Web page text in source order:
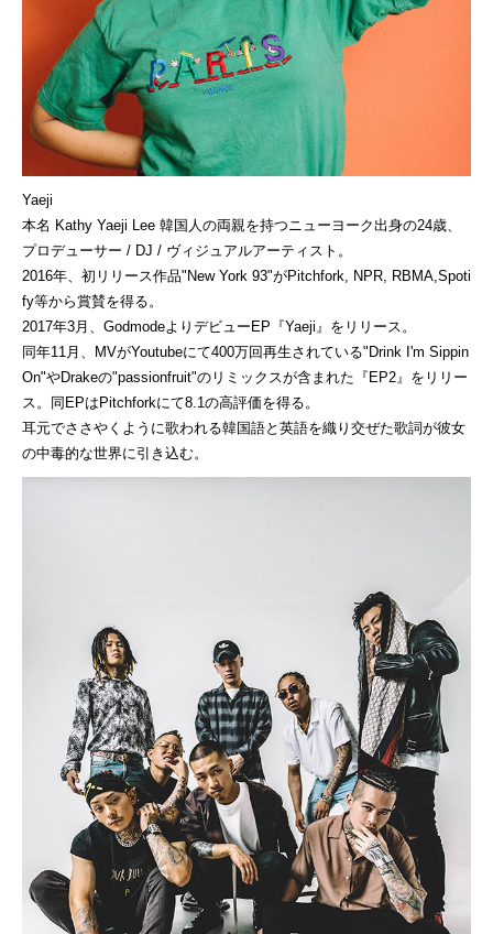
Yaeji
本名 Kathy Yaeji Lee 韓国人の両親を持つニューヨーク出身の24歳、
プロデューサー / DJ / ヴィジュアルアーティスト。
2016年、初リリース作品"New York 93"がPitchfork, NPR, RBMA,Spoti
fy等から賞賛を得る。
2017年3月、GodmodeよりデビューEP『Yaeji』をリリース。
同年11月、MVがYoutubeにて400万回再生されている"Drink I'm Sippin
On"やDrakeの"passionfruit"のリミックスが含まれた『EP2』をリリー
ス。同EPはPitchforkにて8.1の高評価を得る。
耳元でささやくように歌われる韓国語と英語を織り交ぜた歌詞が彼女
の中毒的な世界に引き込む。